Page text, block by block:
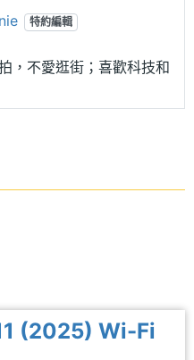
特約編輯
，不愛逛街；喜歡科技和
(2025) Wi-Fi